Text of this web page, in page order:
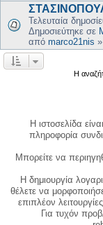
Τελευταία
Δημοσιεύτηκε σε
από marco21nis »
Η
Η ιστοσελίδα
πληροφορία
Μπορείτε να
Η δημιουργία
θέλετε να
επιπλέον
Για τυχόν